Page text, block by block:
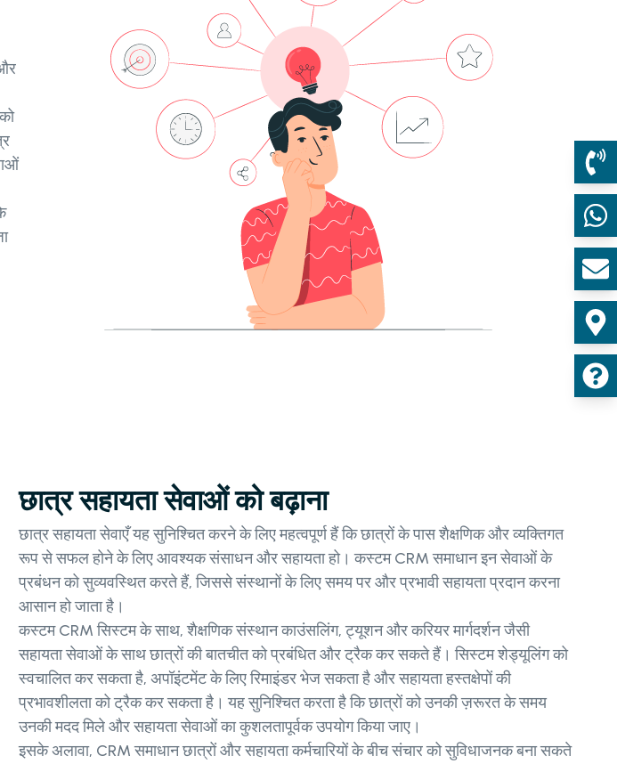
छात्र सहायता सेवाओं को बढ़ाना
छात्र सहायता सेवाएँ यह सुनिश्चित करने के लिए महत्वपूर्ण हैं कि छात्रों के पास शैक्षणिक और व्यक्तिगत
रूप से सफल होने के लिए आवश्यक संसाधन और सहायता हो। कस्टम CRM समाधान इन सेवाओं के
प्रबंधन को सुव्यवस्थित करते हैं, जिससे संस्थानों के लिए समय पर और प्रभावी सहायता प्रदान करना
आसान हो जाता है।
कस्टम CRM सिस्टम के साथ, शैक्षणिक संस्थान काउंसलिंग, ट्यूशन और करियर मार्गदर्शन जैसी
सहायता सेवाओं के साथ छात्रों की बातचीत को प्रबंधित और ट्रैक कर सकते हैं। सिस्टम शेड्यूलिंग को
स्वचालित कर सकता है, अपॉइंटमेंट के लिए रिमाइंडर भेज सकता है और सहायता हस्तक्षेपों की
प्रभावशीलता को ट्रैक कर सकता है। यह सुनिश्चित करता है कि छात्रों को उनकी ज़रूरत के समय
उनकी मदद मिले और सहायता सेवाओं का कुशलतापूर्वक उपयोग किया जाए।
इसके अलावा, CRM समाधान छात्रों और सहायता कर्मचारियों के बीच संचार को सुविधाजनक बना सकते